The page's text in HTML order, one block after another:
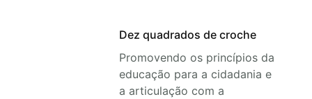
Dez quadrados de croche
Promovendo os princípios da
educação para a cidadania e
a articulação com a